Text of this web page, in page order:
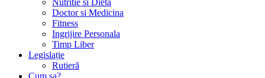
Nutritie si Dieta
Doctor si Medicina
Fitness
Ingrijire Personala
Timp Liber
Legislație
Rutieră
Cum sa?